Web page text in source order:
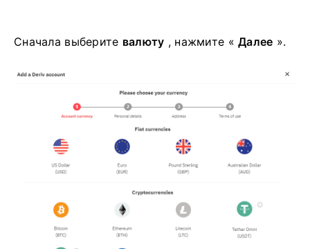
Сначала выберите валюту , нажмите «Далее ».